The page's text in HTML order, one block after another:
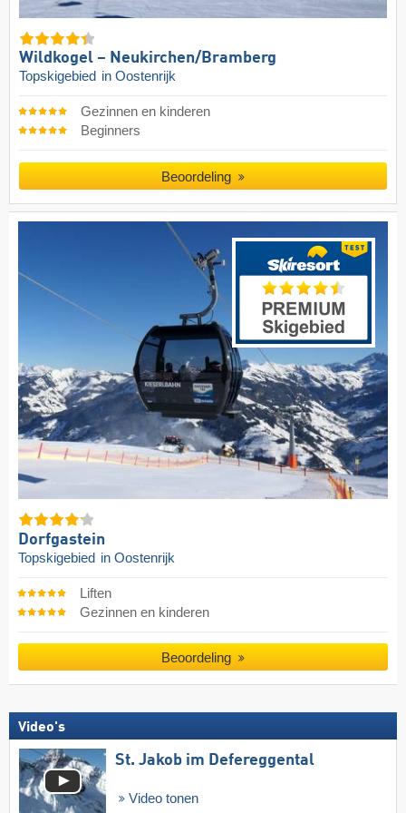
Wildkogel – Neukirchen/​Bramberg
Topskigebied in Oostenrijk
Gezinnen en kinderen
Beginners
Beoordeling
Dorfgastein
Topskigebied in Oostenrijk
Liften
Gezinnen en kinderen
Beoordeling
Video's
St. Jakob im Defereggental
Video tonen